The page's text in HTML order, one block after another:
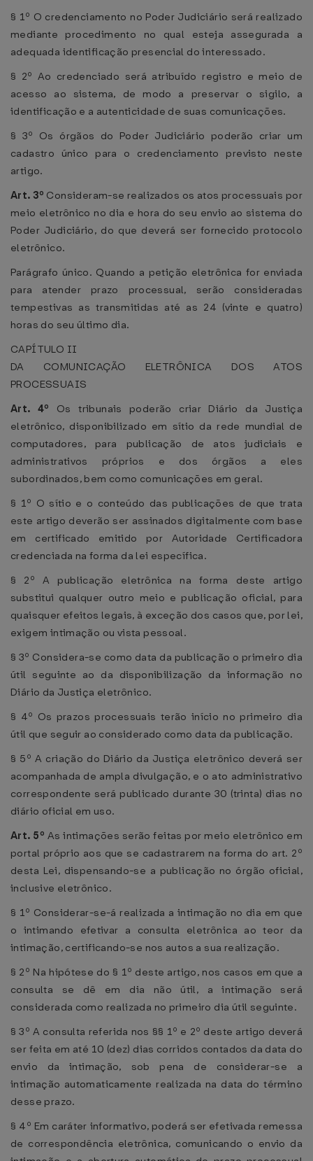
§ 1º O credenciamento no Poder Judiciário será realizado
mediante procedimento no qual esteja assegurada a
adequada identificação presencial do interessado.
§ 2º Ao credenciado será atribuído registro e meio de
acesso ao sistema, de modo a preservar o sigilo, a
identificação e a autenticidade de suas comunicações.
§ 3º Os órgãos do Poder Judiciário poderão criar um
cadastro único para o credenciamento previsto neste
artigo.
Art. 3º Consideram-se realizados os atos processuais por
meio eletrônico no dia e hora do seu envio ao sistema do
Poder Judiciário, do que deverá ser fornecido protocolo
eletrônico.
Parágrafo único. Quando a petição eletrônica for enviada
para atender prazo processual, serão consideradas
tempestivas as transmitidas até as 24 (vinte e quatro)
horas do seu último dia.
CAPÍTULO II
DA COMUNICAÇÃO ELETRÔNICA DOS ATOS
PROCESSUAIS
Art. 4º Os tribunais poderão criar Diário da Justiça
eletrônico, disponibilizado em sítio da rede mundial de
computadores, para publicação de atos judiciais e
administrativos próprios e dos órgãos a eles
subordinados, bem como comunicações em geral.
§ 1º O sítio e o conteúdo das publicações de que trata
este artigo deverão ser assinados digitalmente com base
em certificado emitido por Autoridade Certificadora
credenciada na forma da lei específica.
§ 2º A publicação eletrônica na forma deste artigo
substitui qualquer outro meio e publicação oficial, para
quaisquer efeitos legais, à exceção dos casos que, por lei,
exigem intimação ou vista pessoal.
§ 3º Considera-se como data da publicação o primeiro dia
útil seguinte ao da disponibilização da informação no
Diário da Justiça eletrônico.
§ 4º Os prazos processuais terão início no primeiro dia
útil que seguir ao considerado como data da publicação.
§ 5º A criação do Diário da Justiça eletrônico deverá ser
acompanhada de ampla divulgação, e o ato administrativo
correspondente será publicado durante 30 (trinta) dias no
diário oficial em uso.
Art. 5º As intimações serão feitas por meio eletrônico em
portal próprio aos que se cadastrarem na forma do art. 2º
desta Lei, dispensando-se a publicação no órgão oficial,
inclusive eletrônico.
§ 1º Considerar-se-á realizada a intimação no dia em que
o intimando efetivar a consulta eletrônica ao teor da
intimação, certificando-se nos autos a sua realização.
§ 2º Na hipótese do § 1º deste artigo, nos casos em que a
consulta se dê em dia não útil, a intimação será
considerada como realizada no primeiro dia útil seguinte.
§ 3º A consulta referida nos §§ 1º e 2º deste artigo deverá
ser feita em até 10 (dez) dias corridos contados da data do
envio da intimação, sob pena de considerar-se a
intimação automaticamente realizada na data do término
desse prazo.
§ 4º Em caráter informativo, poderá ser efetivada remessa
de correspondência eletrônica, comunicando o envio da